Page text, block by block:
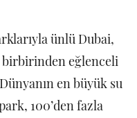
ünlü Dubai,
eğlenceli
en büyük su
100’den fazla